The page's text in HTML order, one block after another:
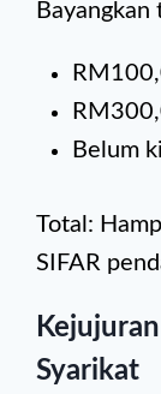
Bayangkan
Belum
Total:
SIFAR
Syarikat